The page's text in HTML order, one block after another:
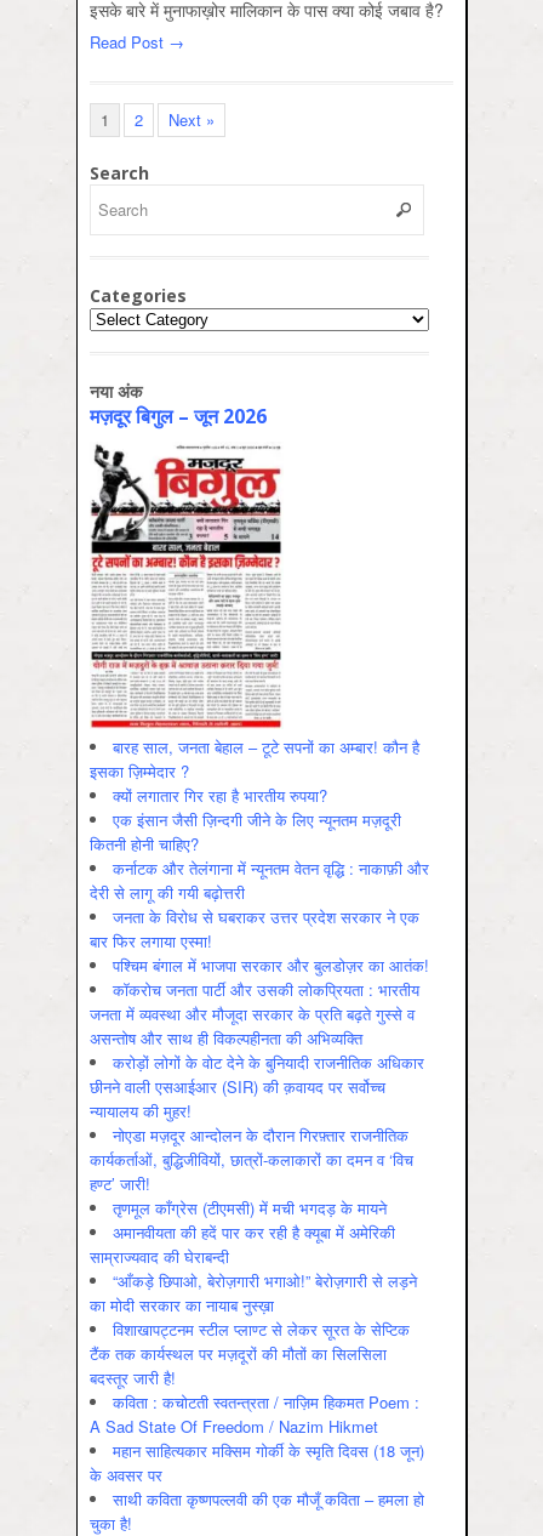
इसके बारे में मुनाफाख़ोर मालिकान के पास क्या कोई जबाव है?
Read Post →
1 2 Next »
Search
Categories
Categories
नया अंक
मज़दूर बिगुल – जून 2026
बारह साल, जनता बेहाल – टूटे सपनों का अम्बार! कौन है
इसका ज़िम्मेदार ?
क्यों लगातार गिर रहा है भारतीय रुपया?
एक इंसान जैसी ज़िन्दगी जीने के लिए न्यूनतम मज़दूरी
कितनी होनी चाहिए?
कर्नाटक और तेलंगाना में न्यूनतम वेतन वृद्धि : नाकाफ़ी और
देरी से लागू की गयी बढ़ोत्तरी
जनता के विरोध से घबराकर उत्तर प्रदेश सरकार ने एक
बार फिर लगाया एस्मा!
पश्चिम बंगाल में भाजपा सरकार और बुलडोज़र का आतंक!
कॉकरोच जनता पार्टी और उसकी लोकप्रियता : भारतीय
जनता में व्‍यवस्‍था और मौजूदा सरकार के प्रति बढ़ते गुस्‍से व
असन्‍तोष और साथ ही विकल्‍पहीनता की अभिव्‍यक्ति
करोड़ों लोगों के वोट देने के बुनियादी राजनीतिक अधिकार
छीनने वाली एसआईआर (SIR) की क़वायद पर सर्वोच्च
न्यायालय की मुहर!
नोएडा मज़दूर आन्दोलन के दौरान गिरफ़्तार राजनीतिक
कार्यकर्ताओं, बुद्धिजीवियों, छात्रों-कलाकारों का दमन व ‘विच
हण्ट’ जारी!
तृणमूल काँग्रेस (टीएमसी) में मची भगदड़ के मायने
अमानवीयता की हदें पार कर रही है क्यूबा में अमेरिकी
साम्राज्यवाद की घेराबन्दी
“आँकड़े छिपाओ, बेरोज़गारी भगाओ!” बेरोज़गारी से लड़ने
का मोदी सरकार का नायाब नुस्ख़ा
विशाखापट्टनम स्टील प्लाण्ट से लेकर सूरत के सेप्टिक
टैंक तक कार्यस्थल पर मज़दूरों की मौतों का सिलसिला
बदस्तूर जारी है!
कविता : कचोटती स्वतन्त्रता / नाज़िम हिकमत Poem :
A Sad State Of Freedom / Nazim Hikmet
महान साहित्यकार मक्सिम गोर्की के स्मृति दिवस (18 जून)
के अवसर पर
साथी कविता कृष्णपल्लवी की एक मौजूँ कविता – हमला हो
चुका है!